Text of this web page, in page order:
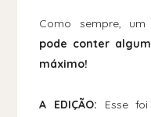
Como sempre,
pode conter
máximo!
A EDIÇÃO: Esse